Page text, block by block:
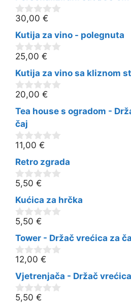
5
0
o
d
5
30,00 €
Kutija za vino - polegnuta
0
o
d
5
25,00 €
Kutija za vino sa kliznom
0
o
d
5
20,00 €
Tea house s ogradom -
čaj
0
o
d
5
11,00 €
Retro zgrada
0
o
d
5
5,50 €
Kućica za hrčka
0
o
d
5
5,50 €
Tower - Držač vrećica za
0
o
d
5
12,00 €
Vjetrenjača - Držač
0
5,50 €